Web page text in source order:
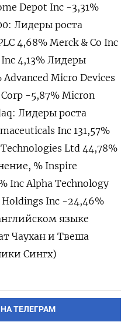
Depot Inc -3,31%
Лидеры роста
4,68% Merck & Co Inc
4,13% Лидеры
Micro Devices
-5,87% Micron
Лидеры роста
Inc 131,57%
Ltd 44,78%
% Inspire
Inc Alpha Technology
Inc -24,46%
языке
Чаухан и Твеша
Сингх)
ТЕЛЕГРАМ